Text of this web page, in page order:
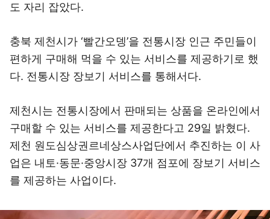
도 자리 잡았다.
충북 제천시가 ‘빨간오뎅’을 전통시장 인근 주민들이
편하게 구매해 먹을 수 있는 서비스를 제공하기로 했
다. 전통시장 장보기 서비스를 통해서다.
제천시는 전통시장에서 판매되는 상품을 온라인에서
구매할 수 있는 서비스를 제공한다고 29일 밝혔다.
제천 원도심상권르네상스사업단에서 추진하는 이 사
업은 내토·동문·중앙시장 37개 점포에 장보기 서비스
를 제공하는 사업이다.